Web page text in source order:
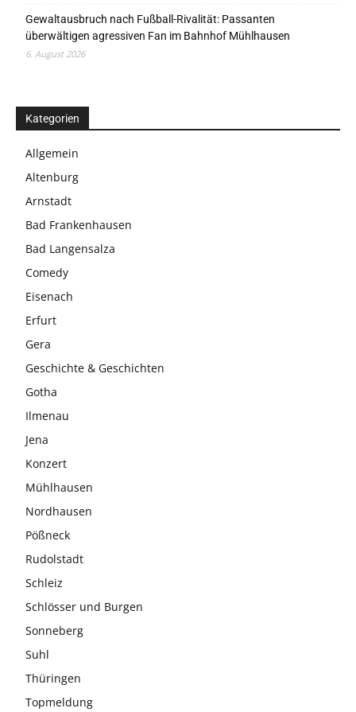
Gewaltausbruch nach Fußball-Rivalität: Passanten
überwältigen agressiven Fan im Bahnhof Mühlhausen
6. August 2026
Kategorien
Allgemein
Altenburg
Arnstadt
Bad Frankenhausen
Bad Langensalza
Comedy
Eisenach
Erfurt
Gera
Geschichte & Geschichten
Gotha
Ilmenau
Jena
Konzert
Mühlhausen
Nordhausen
Pößneck
Rudolstadt
Schleiz
Schlösser und Burgen
Sonneberg
Suhl
Thüringen
Topmeldung